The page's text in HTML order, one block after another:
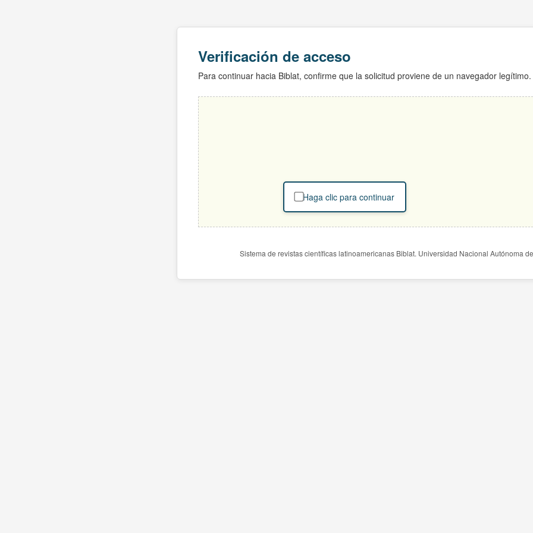
Verificación de acceso
Para continuar hacia Biblat, confirme que la solicitud proviene de un navegador legítimo.
Haga clic para continuar
Sistema de revistas científicas latinoamericanas Biblat. Universidad Nacional Autónoma